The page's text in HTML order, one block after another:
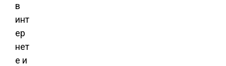
в
инт
ер
нет
е и